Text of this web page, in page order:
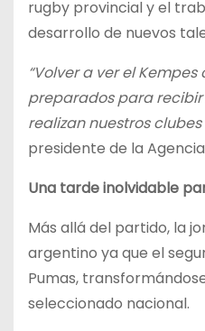
rugby provincial y el
desarrollo de nuevos
“Volver a ver el
preparados para recibir
realizan nuestros
presidente de la
Una tarde inolvidable
Más allá del partido, la
argentino ya que el
Pumas,
seleccionado nacional.